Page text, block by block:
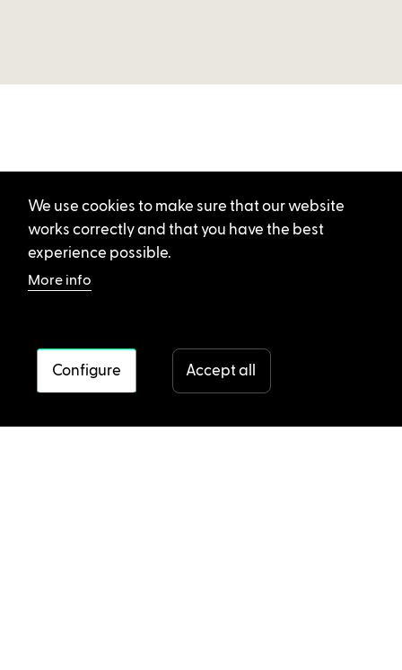
We use cookies to make sure that our website
works correctly and that you have the best
experience possible.
More info
Configure Accept all